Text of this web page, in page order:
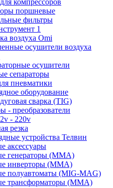
поршневые
фильтры
1
воздуха Omi
осушители воздуха
осушители
сепараторы
пневматики
оборудование
сварка (TIG)
преобразователи
- 220v
резка
устройства Телвин
аксессуары
генераторы (MMA)
инверторы (MMA)
полуавтоматы (MIG-MAG)
трансформаторы (MMA)